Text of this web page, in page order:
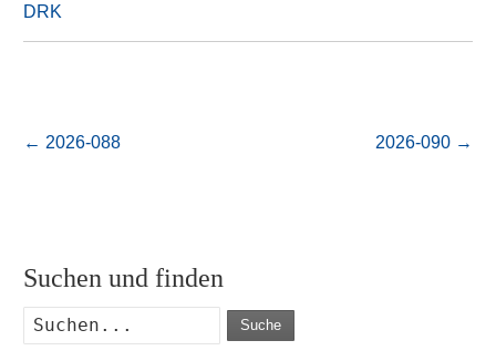
DRK
← 2026-088 2026-090 →
Suchen und finden
Suche